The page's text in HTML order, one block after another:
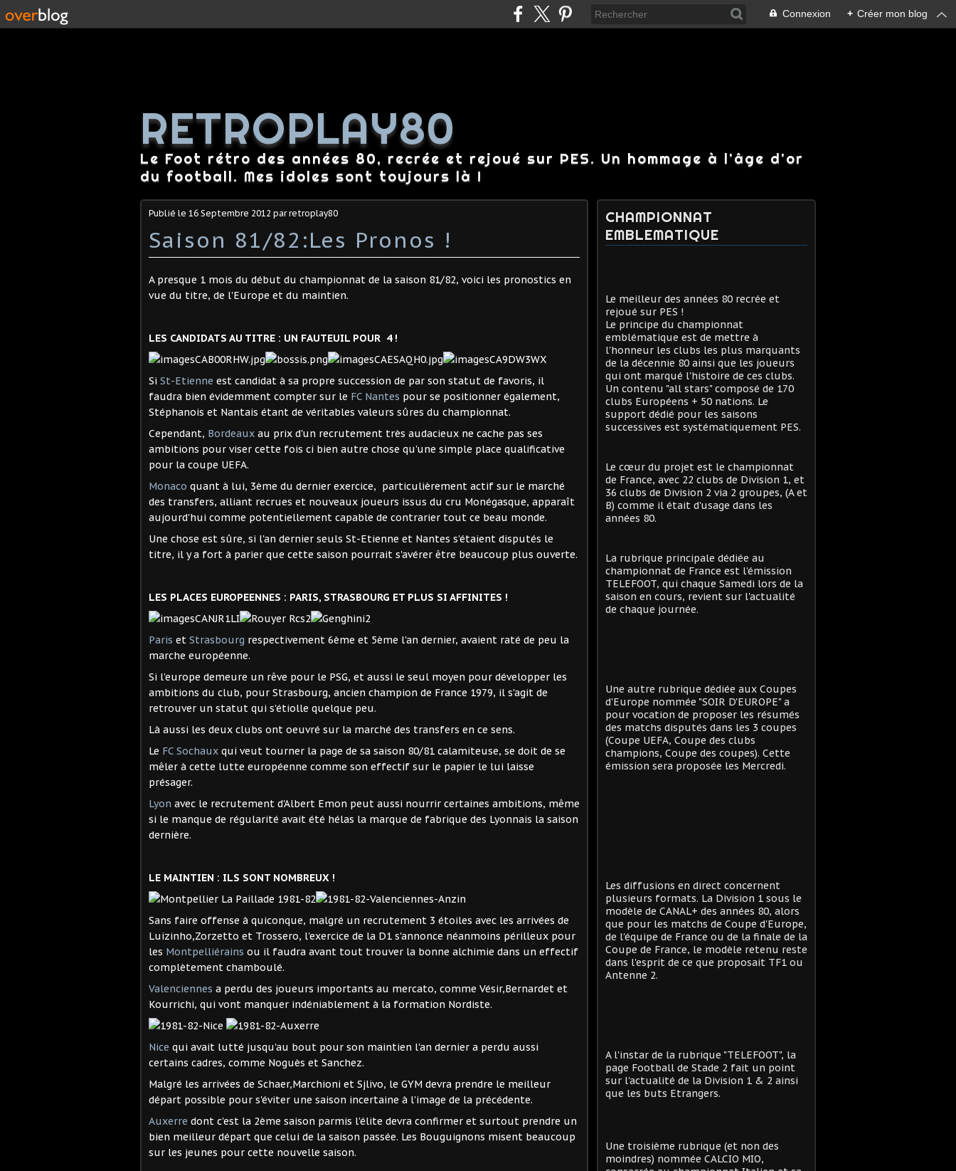
Connexion + Créer mon blog
RETROPLAY80
Le Foot rétro des années 80, recrée et rejoué sur PES. Un hommage à l'âge d'or
du football. Mes idoles sont toujours là !
Publié le 16 Septembre 2012 par retroplay80
Saison 81/82:Les Pronos !
A presque 1 mois du début du championnat de la saison 81/82, voici les pronostics en
vue du titre, de l'Europe et du maintien.
LES CANDIDATS AU TITRE : UN FAUTEUIL POUR 4 !
Si St-Etienne est candidat à sa propre succession de par son statut de favoris, il
faudra bien évidemment compter sur le FC Nantes pour se positionner également,
Stéphanois et Nantais étant de véritables valeurs sûres du championnat.
Cependant, Bordeaux au prix d'un recrutement très audacieux ne cache pas ses
ambitions pour viser cette fois ci bien autre chose qu'une simple place qualificative
pour la coupe UEFA.
Monaco quant à lui, 3ème du dernier exercice, particulièrement actif sur le marché
des transfers, alliant recrues et nouveaux joueurs issus du cru Monégasque, apparaît
aujourd'hui comme potentiellement capable de contrarier tout ce beau monde.
Une chose est sûre, si l'an dernier seuls St-Etienne et Nantes s'étaient disputés le
titre, il y a fort à parier que cette saison pourrait s'avérer être beaucoup plus ouverte.
LES PLACES EUROPEENNES : PARIS, STRASBOURG ET PLUS SI AFFINITES !
Paris et Strasbourg respectivement 6ème et 5ème l'an dernier, avaient raté de peu la
marche européenne.
Si l'europe demeure un rêve pour le PSG, et aussi le seul moyen pour développer les
ambitions du club, pour Strasbourg, ancien champion de France 1979, il s'agit de
retrouver un statut qui s'étiolle quelque peu.
Là aussi les deux clubs ont oeuvré sur la marché des transfers en ce sens.
Le FC Sochaux qui veut tourner la page de sa saison 80/81 calamiteuse, se doit de se
mêler à cette lutte européenne comme son effectif sur le papier le lui laisse
présager.
Lyon avec le recrutement d'Albert Emon peut aussi nourrir certaines ambitions, même
si le manque de régularité avait été hélas la marque de fabrique des Lyonnais la saison
dernière.
LE MAINTIEN : ILS SONT NOMBREUX !
Sans faire offense à quiconque, malgré un recrutement 3 étoiles avec les arrivées de
Luizinho,Zorzetto et Trossero, l'exercice de la D1 s'annonce néanmoins périlleux pour
les Montpelliérains ou il faudra avant tout trouver la bonne alchimie dans un effectif
complètement chamboulé.
Valenciennes a perdu des joueurs importants au mercato, comme Vésir,Bernardet et
Kourrichi, qui vont manquer indéniablement à la formation Nordiste.
Nice qui avait lutté jusqu'au bout pour son maintien l'an dernier a perdu aussi
certains cadres, comme Noguès et Sanchez.
Malgré les arrivées de Schaer,Marchioni et Sjlivo, le GYM devra prendre le meilleur
départ possible pour s'éviter une saison incertaine à l'image de la précédente.
Auxerre dont c'est la 2ème saison parmis l'élite devra confirmer et surtout prendre un
bien meilleur départ que celui de la saison passée. Les Bouguignons misent beaucoup
sur les jeunes pour cette nouvelle saison.
CHAMPIONNAT
EMBLEMATIQUE
Le meilleur des années 80 recrée et
rejoué sur PES !
Le principe du championnat
emblématique est de mettre à
l'honneur les clubs les plus marquants
de la décennie 80 ainsi que les joueurs
qui ont marqué l'histoire de ces clubs.
Un contenu "all stars" composé de 170
clubs Européens + 50 nations. Le
support dédié pour les saisons
successives est systématiquement PES.
Le cœur du projet est le championnat
de France, avec 22 clubs de Division 1, et
36 clubs de Division 2 via 2 groupes, (A et
B) comme il était d'usage dans les
années 80.
La rubrique principale dédiée au
championnat de France est l'émission
TELEFOOT, qui chaque Samedi lors de la
saison en cours, revient sur l'actualité
de chaque journée.
Une autre rubrique dédiée aux Coupes
d'Europe nommée "SOIR D'EUROPE" a
pour vocation de proposer les résumés
des matchs disputés dans les 3 coupes
(Coupe UEFA, Coupe des clubs
champions, Coupe des coupes). Cette
émission sera proposée les Mercredi.
Les diffusions en direct concernent
plusieurs formats. La Division 1 sous le
modèle de CANAL+ des années 80, alors
que pour les matchs de Coupe d'Europe,
de l'équipe de France ou de la finale de la
Coupe de France, le modèle retenu reste
dans l'esprit de ce que proposait TF1 ou
Antenne 2.
A l'instar de la rubrique "TELEFOOT", la
page Football de Stade 2 fait un point
sur l'actualité de la Division 1 & 2 ainsi
que les buts Etrangers.
Une troisième rubrique (et non des
moindres) nommée CALCIO MIO,